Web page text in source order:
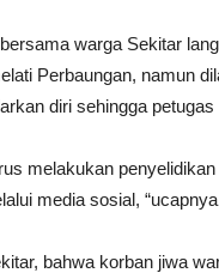
warga Sekitar
Perbaungan, namun
diri sehingga
melakukan
media sosial,
bahwa korban jiwa